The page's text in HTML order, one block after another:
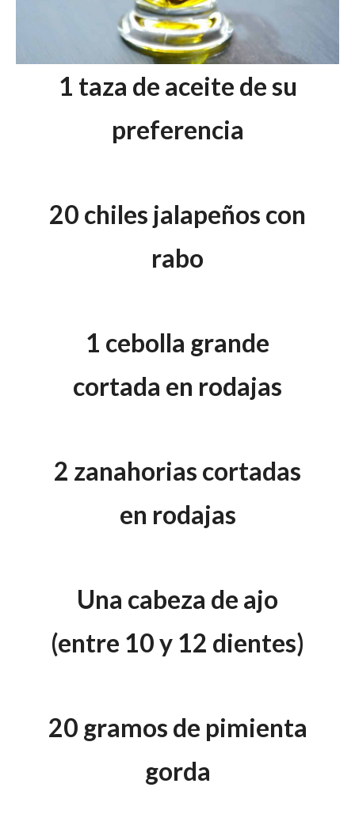
1 taza de aceite de su
preferencia
20 chiles jalapeños con
rabo
1 cebolla grande
cortada en rodajas
2 zanahorias cortadas
en rodajas
Una cabeza de ajo
(entre 10 y 12 dientes)
20 gramos de pimienta
gorda